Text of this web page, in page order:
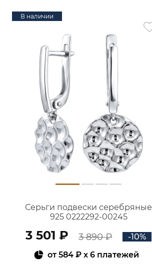
В наличии
Серьги подвески серебряные
925 0222292-00245
3 501 ₽ 3 890 ₽
-10%
от584 ₽ x 6 платежей